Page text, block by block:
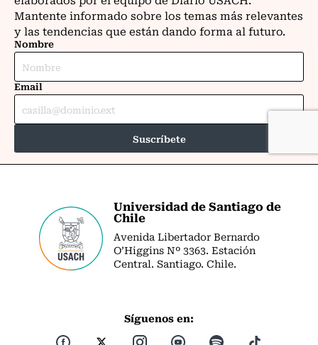
Universidad de Santiago de
Chile
Avenida Libertador Bernardo
O’Higgins Nº 3363. Estación
Central. Santiago. Chile.
Síguenos en: